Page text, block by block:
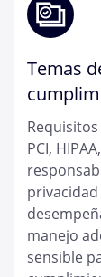
Temas
PCI,
manejo
sensible